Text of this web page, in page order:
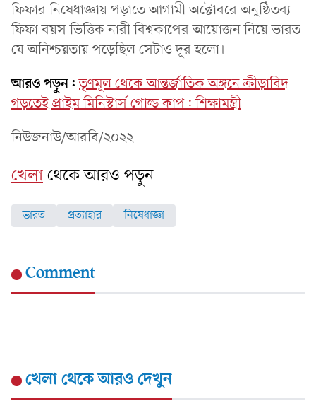
ফিফার নিষেধাজ্ঞায় পড়াতে আগামী অক্টোবরে অনুষ্ঠিতব্য
ফিফা বয়স ভিত্তিক নারী বিশ্বকাপের আয়োজন নিয়ে ভারত
যে অনিশ্চয়তায় পড়েছিল সেটাও দূর হলো।
আরও পড়ুন: তৃণমূল থেকে আন্তর্জাতিক অঙ্গনে ক্রীড়াবিদ
গড়তেই প্রাইম মিনিস্টার্স গোল্ড কাপ: শিক্ষামন্ত্রী
নিউজনাউ/আরবি/২০২২
খেলাথেকে আরও পড়ুন
ভারত প্রত্যাহার নিষেধাজ্ঞা
Comment
খেলাথেকে আরও দেখুন